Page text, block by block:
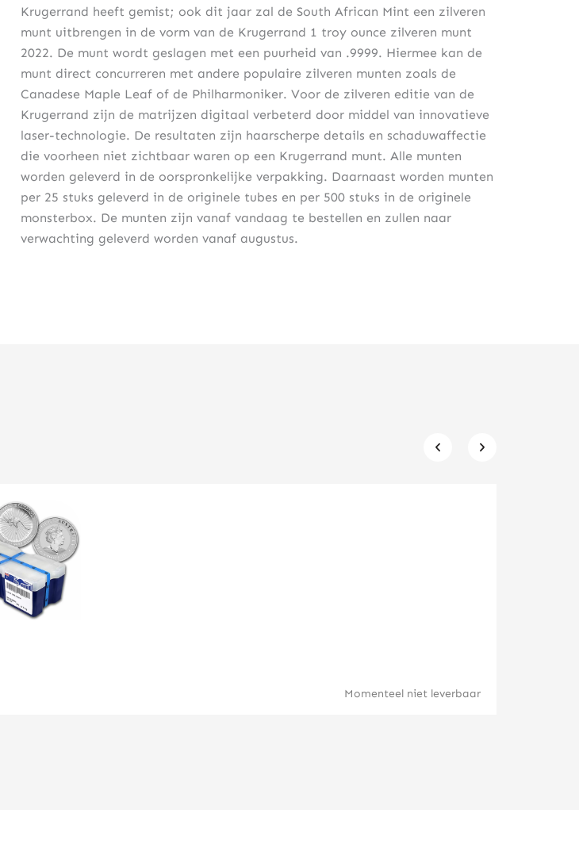
Krugerrand heeft gemist; ook dit jaar zal de South African Mint een zilveren
munt uitbrengen in de vorm van de Krugerrand 1 troy ounce zilveren munt
2022. De munt wordt geslagen met een puurheid van .9999. Hiermee kan de
munt direct concurreren met andere populaire zilveren munten zoals de
Canadese Maple Leaf of de Philharmoniker. Voor de zilveren editie van de
Krugerrand zijn de matrijzen digitaal verbeterd door middel van innovatieve
laser-technologie. De resultaten zijn haarscherpe details en schaduwaffectie
die voorheen niet zichtbaar waren op een Krugerrand munt. Alle munten
worden geleverd in de oorspronkelijke verpakking. Daarnaast worden munten
per 25 stuks geleverd in de originele tubes en per 500 stuks in de originele
monsterbox. De munten zijn vanaf vandaag te bestellen en zullen naar
verwachting geleverd worden vanaf augustus.
Momenteel niet leverbaar
Klik hier